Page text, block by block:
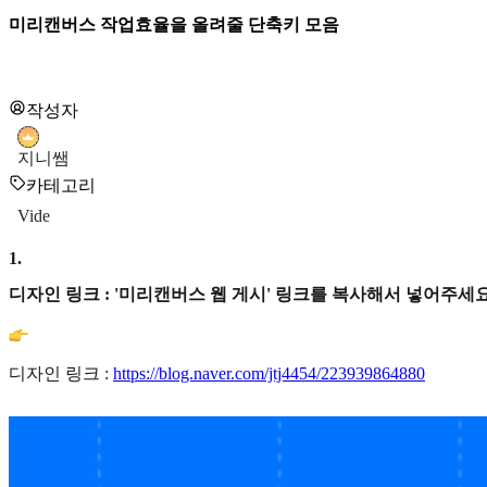
미리캔버스 작업효율을 올려줄 단축키 모음
작성자
지니쌤
카테고리
Vide
1.
디자인 링크 : '미리캔버스 웹 게시' 링크를 복사해서 넣어주세
디자인 링크 : https://blog.naver.com/jtj4454/223939864880